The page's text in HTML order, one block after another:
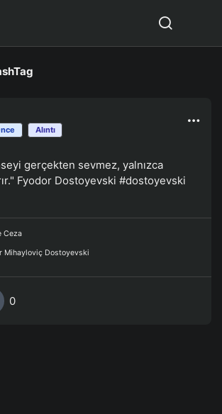
Alıntı
gerçekten sevmez, yalnızca
Fyodor Dostoyevski #dostoyevski
Ceza
Mihayloviç Dostoyevski
0